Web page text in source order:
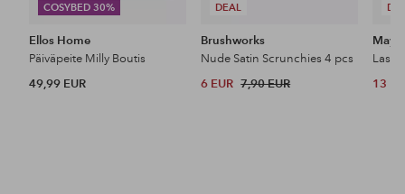
COSYBED 30%
Ellos Home
Päiväpeite Milly Boutis
49,99 EUR
DEAL
Brushworks
Nude Satin Scrunchies 4 pcs
6 EUR 7,90 EUR 13